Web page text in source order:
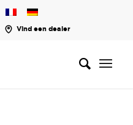
Vind een dealer